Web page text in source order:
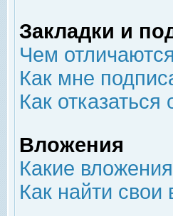
Закладки и
Чем
Как мне
Как отказаться
Вложения
Какие
Как найти свои